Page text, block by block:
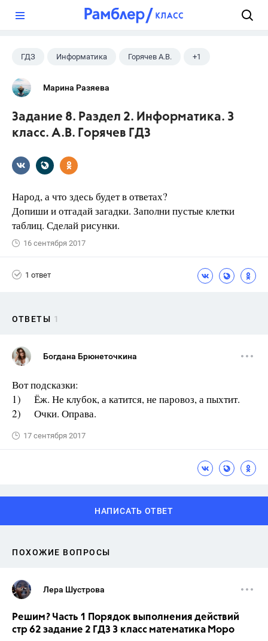
ГДЗ Информатика Горячев А.В. +1
3 класс
Марина Разяева
Задание 8. Раздел 2. Информатика. 3
класс. А.В. Горячев ГДЗ
Народ, а что здесь будет в ответах?
Допиши и отгадай загадки. Заполни пустые клетки
таблиц. Сделай рисунки.
16 сентября 2017
1 ответ
ОТВЕТЫ 1
Богдана Брюнеточкина
Вот подсказки:
1) Ёж. Не клубок, а катится, не паровоз, а пыхтит.
2) Очки. Оправа.
17 сентября 2017
НАПИСАТЬ ОТВЕТ
ПОХОЖИЕ ВОПРОСЫ
Лера Шустрова
Решим? Часть 1 Порядок выполнения действий
стр 62 задание 2 ГДЗ 3 класс математика Моро